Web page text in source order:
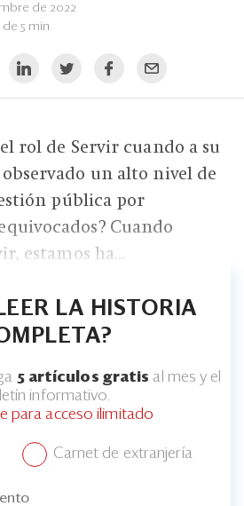
de 2022
de 5 min
rol de Servir cuando a su
un alto nivel de
pública por
Cuando
estamos ha...
LA HISTORIA
5 artículos gratis al mes y el
informativo.
para acceso ilimitado
Carnet de extranjería